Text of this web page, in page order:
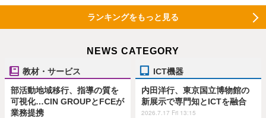
ランキングをもっと見る
NEWS CATEGORY
教材・サービス
部活動地域移行、指導の質を
可視化…CIN GROUPとFCEが
業務提携
ICT機器
内田洋行、東京国立博物館の
新展示で専門知とICTを融合
2026.7.17 Fri 13:15